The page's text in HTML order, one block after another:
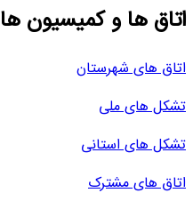
اتاق ها و کمیسیون ها
اتاق های شهرستان
تشکل های ملی
تشکل های استانی
اتاق های مشترک